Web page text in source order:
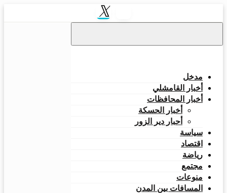
إلى
مدخل
أخبار القامشلي
أخبار المحافظات
أخبار الحسكة
أحبار دير الزور
سياسة
اقتصاد
رياضة
مجتمع
منوعات
المسافات بين المدن